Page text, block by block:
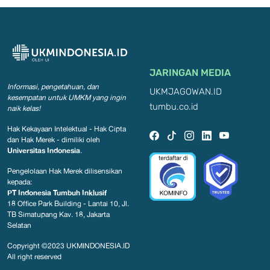
Informasi, pengetahuan, dan
kesempatan untuk UMKM yang ingin
naik kelas!
Hak Kekayaan Intelektual - Hak Cipta
dan Hak Merek - dimiliki oleh
Universitas Indonesia.
Pengelolaan Hak Merek dilisensikan
kepada:
PT Indonesia Tumbuh Inklusif
18 Office Park Building - Lantai 10, Jl.
TB Simatupang Kav. 18, Jakarta
Selatan
Copyright ©2023 UKMINDONESIA.ID
All right reserved
JARINGAN MEDIA
UKMJAGOWAN.ID
tumbu.co.id